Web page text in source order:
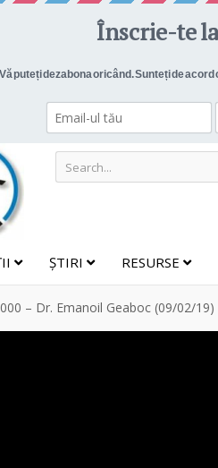
ȘTIRI RESURSE
– Dr. Emanoil Geaboc (09/02/19)